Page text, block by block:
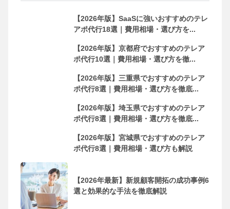
【2026年版】SaaSに強いおすすめのテレ
アポ代行18選｜費用相場・選び方を...
【2026年版】京都府でおすすめのテレア
ポ代行10選｜費用相場・選び方を徹...
【2026年版】三重県でおすすめのテレア
ポ代行8選｜費用相場・選び方を徹底...
【2026年版】埼玉県でおすすめのテレア
ポ代行8選｜費用相場・選び方を徹底...
【2026年版】宮城県でおすすめのテレア
ポ代行8選｜費用相場・選び方も解説
【2026年最新】新規顧客開拓の成功事例6
選と効果的な手法を徹底解説